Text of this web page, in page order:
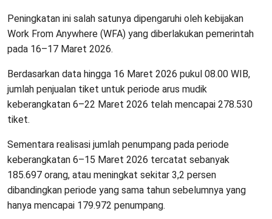
Peningkatan ini salah satunya dipengaruhi oleh kebijakan
Work From Anywhere (WFA) yang diberlakukan pemerintah
pada 16–17 Maret 2026.
Berdasarkan data hingga 16 Maret 2026 pukul 08.00 WIB,
jumlah penjualan tiket untuk periode arus mudik
keberangkatan 6–22 Maret 2026 telah mencapai 278.530
tiket.
Sementara realisasi jumlah penumpang pada periode
keberangkatan 6–15 Maret 2026 tercatat sebanyak
185.697 orang, atau meningkat sekitar 3,2 persen
dibandingkan periode yang sama tahun sebelumnya yang
hanya mencapai 179.972 penumpang.